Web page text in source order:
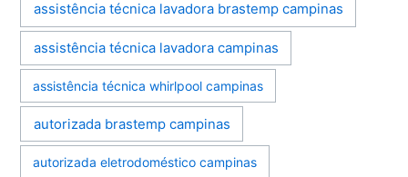
assistência técnica lavadora brastemp campinas
assistência técnica lavadora campinas
assistência técnica whirlpool campinas
autorizada brastemp campinas
autorizada eletrodoméstico campinas